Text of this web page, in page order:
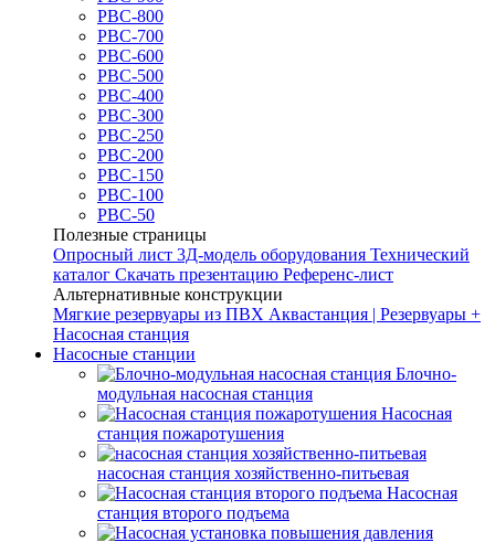
РВС-800
РВС-700
РВС-600
РВС-500
РВС-400
РВС-300
РВС-250
РВС-200
РВС-150
РВС-100
РВС-50
Полезные страницы
Опросный лист 3Д-модель оборудования Технический
каталог Скачать презентацию Референс-лист
Альтернативные конструкции
Мягкие резервуары из ПВХ Аквастанция | Резервуары +
Насосная станция
Насосные станции
Блочно-
модульная насосная станция
Насосная
станция пожаротушения
насосная станция хозяйственно-питьевая
Насосная
станция второго подъема